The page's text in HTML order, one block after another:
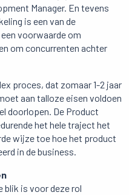
Manager. En tevens
is een van de
voorwaarde om
om concurrenten achter
proces, dat zomaar 1-2 jaar
aan talloze eisen voldoen
doorlopen. De Product
het hele traject het
wijze toe hoe het product
in de business.
blik is voor deze rol